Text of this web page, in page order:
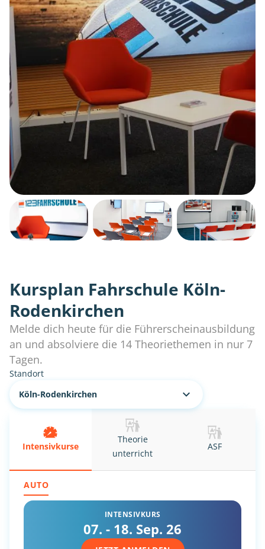
Kursplan Fahrschule Köln-
Rodenkirchen
Melde dich heute für die Führerscheinausbildung
an und absolviere die 14 Theoriethemen in nur 7
Tagen.
Standort
Köln-Rodenkirchen
Intensivkurse
Theorie
unterricht
ASF
AUTO
INTENSIVKURS
07. - 18. Sep. 26